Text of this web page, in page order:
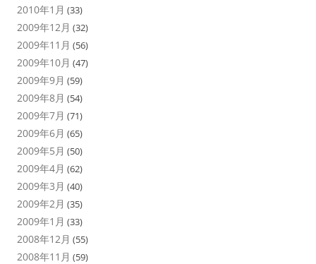
2010年1月 (33)
2009年12月 (32)
2009年11月 (56)
2009年10月 (47)
2009年9月 (59)
2009年8月 (54)
2009年7月 (71)
2009年6月 (65)
2009年5月 (50)
2009年4月 (62)
2009年3月 (40)
2009年2月 (35)
2009年1月 (33)
2008年12月 (55)
2008年11月 (59)